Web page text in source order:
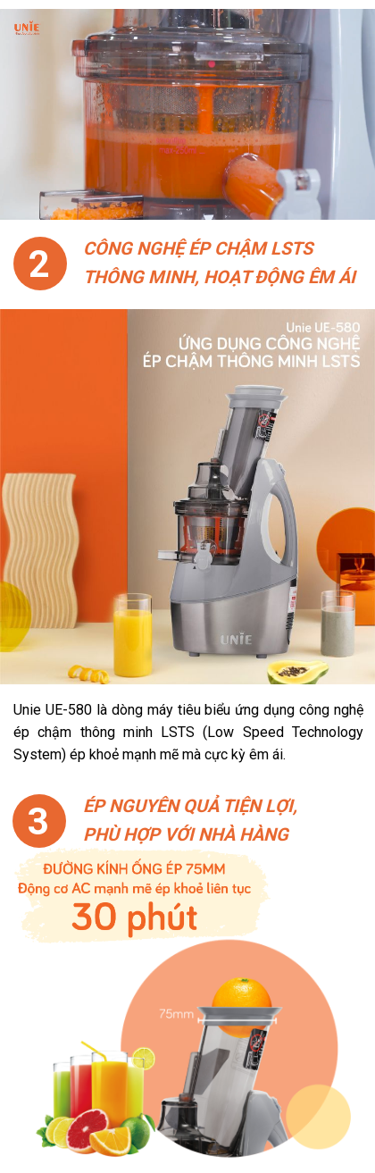
CÔNG NGHỆ ÉP CHẬM LSTS
THÔNG MINH, HOẠT ĐỘNG ÊM ÁI
Unie UE-580 là dòng máy tiêu biểu ứng dụng công nghệ
ép chậm thông minh LSTS (Low Speed Technology
System) ép khoẻ mạnh mẽ mà cực kỳ êm ái.
2
ÉP NGUYÊN QUẢ TIỆN LỢI,
PHÙ HỢP VỚI NHÀ HÀNG
3